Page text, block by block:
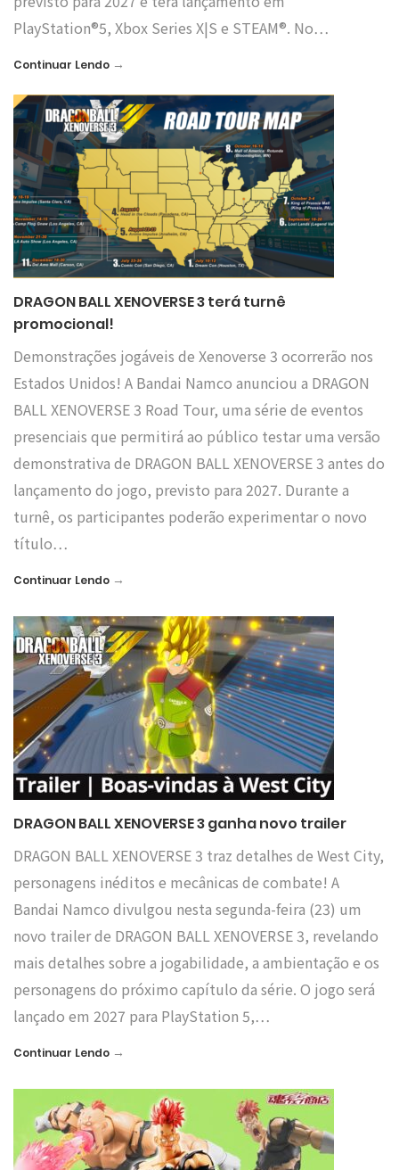
PlayStation®5, Xbox Series X|S e STEAM®. No…
Continuar Lendo →
DRAGON BALL XENOVERSE 3 terá turnê
promocional!
Demonstrações jogáveis de Xenoverse 3 ocorrerão nos
Estados Unidos! A Bandai Namco anunciou a DRAGON
BALL XENOVERSE 3 Road Tour, uma série de eventos
presenciais que permitirá ao público testar uma versão
demonstrativa de DRAGON BALL XENOVERSE 3 antes do
lançamento do jogo, previsto para 2027. Durante a
turnê, os participantes poderão experimentar o novo
título…
Continuar Lendo →
DRAGON BALL XENOVERSE 3 ganha novo trailer
DRAGON BALL XENOVERSE 3 traz detalhes de West City,
personagens inéditos e mecânicas de combate! A
Bandai Namco divulgou nesta segunda-feira (23) um
novo trailer de DRAGON BALL XENOVERSE 3, revelando
mais detalhes sobre a jogabilidade, a ambientação e os
personagens do próximo capítulo da série. O jogo será
lançado em 2027 para PlayStation 5,…
Continuar Lendo →